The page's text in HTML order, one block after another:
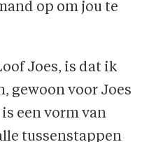
op om jou te
Joes, is dat ik
gewoon voor Joes
een vorm van
tussenstappen